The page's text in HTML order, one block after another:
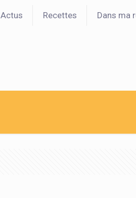
Actus Recettes Dans ma